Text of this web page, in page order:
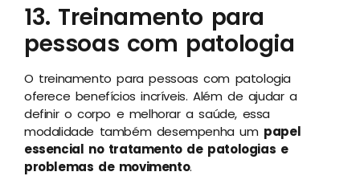
13. Treinamento para
pessoas com patologia
O treinamento para pessoas com patologia
oferece benefícios incríveis. Além de ajudar a
definir o corpo e melhorar a saúde, essa
modalidade também desempenha um papel
essencial no tratamento de patologias e
problemas de movimento.